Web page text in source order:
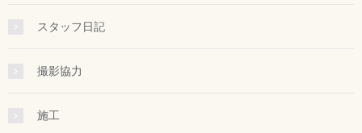
スタッフ日記
撮影協力
施工